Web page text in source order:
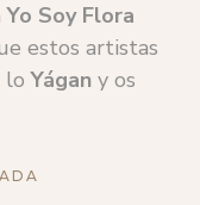
Yo Soy Flora
estos artistas
loYágan y os